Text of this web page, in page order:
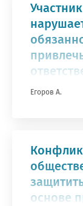
Егоров А.
основе